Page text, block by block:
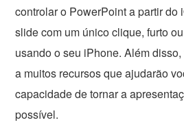
controlar o PowerPoint a partir do
slide com um único clique, furto
usando o seu iPhone. Além
a muitos recursos que ajudarão
capacidade de tornar a
possível.